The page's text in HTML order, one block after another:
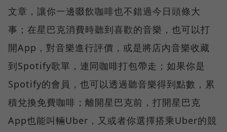
文章，讓你一邊啜飲咖啡也不錯過今日頭條大
事；在星巴克消費時聽到喜歡的音樂，也可以打
開App，對音樂進行評價，或是將店內音樂收藏
到Spotify歌單，連同咖啡打包帶走；如果你是
Spotify的會員，也可以透過聽音樂得到點數，累
積兌換免費咖啡；離開星巴克前，打開星巴克
App也能叫輛Uber，又或者你選擇搭乘Uber的競